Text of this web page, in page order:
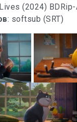
: softsub (SRT)